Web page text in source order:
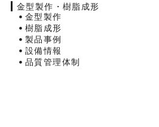
金型製作・樹脂成形
金型製作
樹脂成形
製品事例
設備情報
品質管理体制